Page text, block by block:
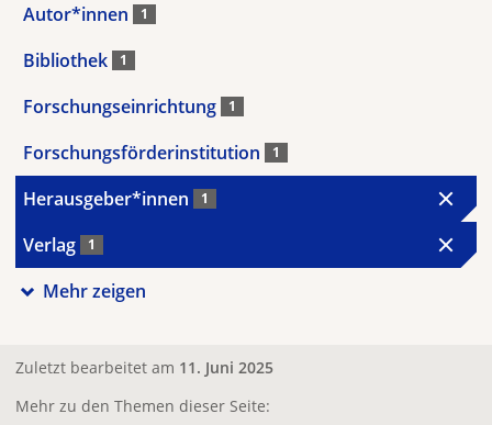
Autor*innen 1
Bibliothek 1
Forschungseinrichtung 1
Forschungsförderinstitution 1
Herausgeber*innen 1
Verlag 1
Mehr zeigen
Zuletzt bearbeitet am 11. Juni 2025
Mehr zu den Themen dieser Seite: